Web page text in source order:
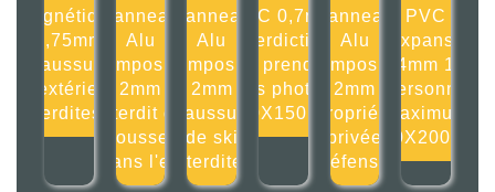
Magnétique
0,75mm
Chaussures
d'extérieur
interdites 2
Panneau
Alu
composite
2mm
Interdit de
pousser
dans l'ea
Panneau
Alu
composite
2mm
Chaussures
de ski
interdites
PVC 0,7mm
Interdiction
de prendre
des photos
150X150mm
Panneau
Alu
composite
2mm
Propriété
privée
défense
PVC
Expansé
4mm 1
Personne
maximum
200X200mm